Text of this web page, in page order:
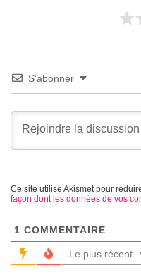
S’abonner
Ce site utilise Akismet pour
façon dont les données de vos
1 COMMENTAIRE
Le plus récent